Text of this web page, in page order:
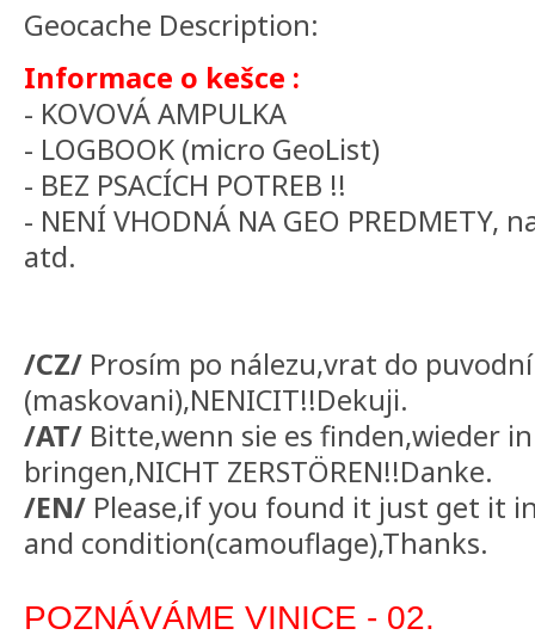
Geocache Description:
Informace o kešce :
- KOVOVÁ AMPULKA
- LOGBOOK (micro GeoList)
- BEZ PSACÍCH POTREB !!
- NENÍ VHODNÁ NA GEO PREDMETY,
atd.
/CZ/ Prosím po nálezu,vrat do
(maskovani),NENICIT!!Dekuji.
/AT/ Bitte,wenn sie es finden,wieder
bringen,NICHT ZERSTÖREN!!Danke.
/EN/ Please,if you found it just get it
and condition(camouflage),Thanks.
POZNÁVÁME VINICE - 02.